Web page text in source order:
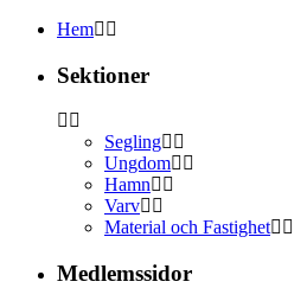
Hem
Sektioner
Segling
Ungdom
Hamn
Varv
Material och Fastighet
Medlemssidor